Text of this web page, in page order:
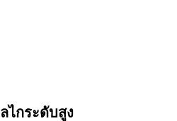
ไกระดับสูง